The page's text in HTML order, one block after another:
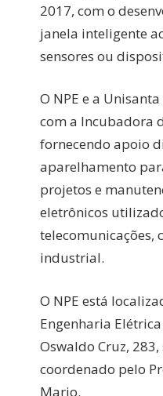
2017, com o
janela inteligente
sensores ou
O NPE e a
com a Incubadora
fornecendo apoio
aparelhamento
projetos e
eletrônicos
telecomunicações,
industrial.
O NPE está
Engenharia
Oswaldo Cruz,
coordenado pelo
Mario.